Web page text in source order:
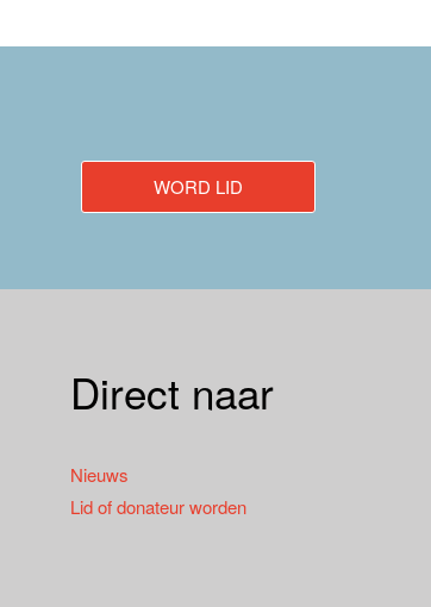
WORD LID
Direct naar
Nieuws
Lid of donateur worden